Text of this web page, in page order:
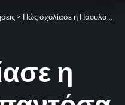
> Πώς σχολίασε η Πάουλα Μπαντόσα τη viral δήλωση του Στέφανου Τσιτσιπά για τις σχέσεις
η